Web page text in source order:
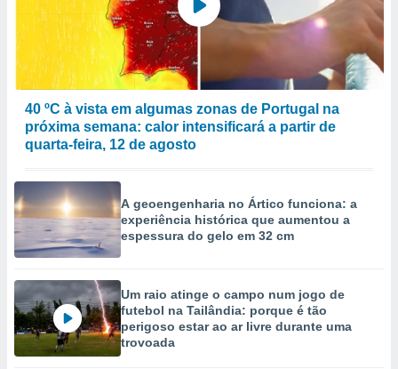
40 ºC à vista em algumas zonas de Portugal na
próxima semana: calor intensificará a partir de
quarta-feira, 12 de agosto
A geoengenharia no Ártico funciona: a
experiência histórica que aumentou a
espessura do gelo em 32 cm
Um raio atinge o campo num jogo de
futebol na Tailândia: porque é tão
perigoso estar ao ar livre durante uma
trovoada